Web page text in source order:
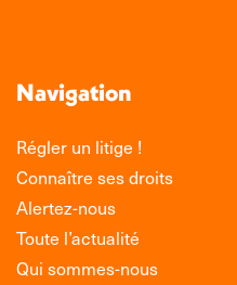
Navigation
Régler un litige !
Connaître ses droits
Alertez-nous
Toute l’actualité
Qui sommes-nous